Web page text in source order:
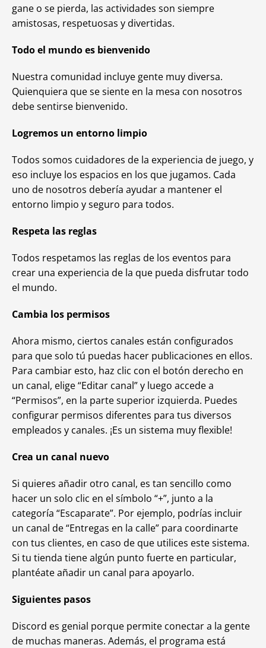
gane o se pierda, las actividades son siempre
amistosas, respetuosas y divertidas.
Todo el mundo es bienvenido
Nuestra comunidad incluye gente muy diversa.
Quienquiera que se siente en la mesa con nosotros
debe sentirse bienvenido.
Logremos un entorno limpio
Todos somos cuidadores de la experiencia de juego, y
eso incluye los espacios en los que jugamos. Cada
uno de nosotros debería ayudar a mantener el
entorno limpio y seguro para todos.
Respeta las reglas
Todos respetamos las reglas de los eventos para
crear una experiencia de la que pueda disfrutar todo
el mundo.
Cambia los permisos
Ahora mismo, ciertos canales están configurados
para que solo tú puedas hacer publicaciones en ellos.
Para cambiar esto, haz clic con el botón derecho en
un canal, elige “Editar canal” y luego accede a
“Permisos”, en la parte superior izquierda. Puedes
configurar permisos diferentes para tus diversos
empleados y canales. ¡Es un sistema muy flexible!
Crea un canal nuevo
Si quieres añadir otro canal, es tan sencillo como
hacer un solo clic en el símbolo “+”, junto a la
categoría “Escaparate”. Por ejemplo, podrías incluir
un canal de “Entregas en la calle” para coordinarte
con tus clientes, en caso de que utilices este sistema.
Si tu tienda tiene algún punto fuerte en particular,
plantéate añadir un canal para apoyarlo.
Siguientes pasos
Discord es genial porque permite conectar a la gente
de muchas maneras. Además, el programa está